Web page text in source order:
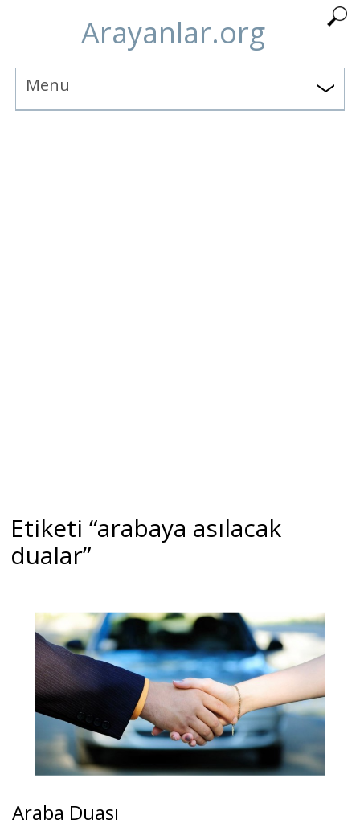
Arayanlar.org
Menu
Etiketi “arabaya asılacak
dualar”
Araba Duası